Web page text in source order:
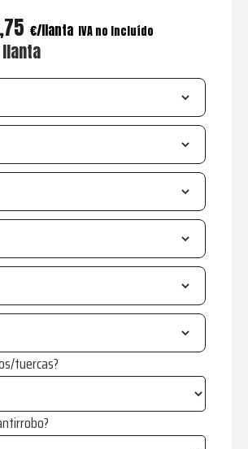
€ IVA no incluído
tuercas?